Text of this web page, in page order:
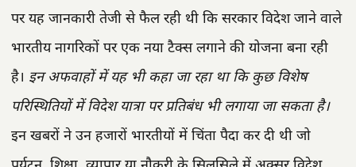
पर यह जानकारी तेजी से फैल रही थी कि सरकार विदेश जाने वाले
भारतीय नागरिकों पर एक नया टैक्स लगाने की योजना बना रही
है। इन अफवाहों में यह भी कहा जा रहा था कि कुछ विशेष
परिस्थितियों में विदेश यात्रा पर प्रतिबंध भी लगाया जा सकता है।
इन खबरों ने उन हजारों भारतीयों में चिंता पैदा कर दी थी जो